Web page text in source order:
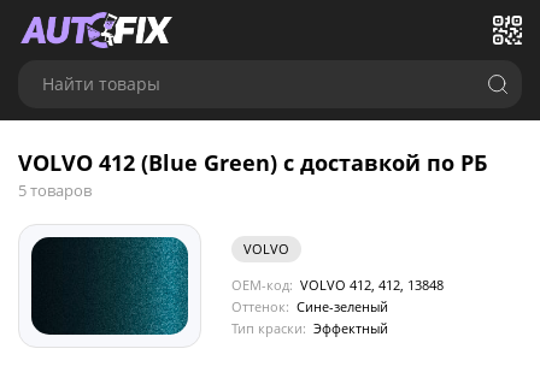
Найти товары
VOLVO 412 (Blue Green) с доставкой по РБ
5 товаров
VOLVO
OEM-код: VOLVO 412, 412, 13848
Оттенок: Сине-зеленый
Тип краски: Эффектный